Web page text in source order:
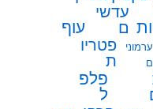
עדשי
ם
עוף
ערמוני
ם
פטריו
ת
פלפ
ל